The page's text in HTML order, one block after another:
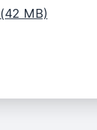
(42 MB)